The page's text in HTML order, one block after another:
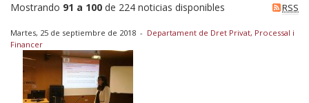
RSS
Mostrando 91 a 100 de 224 noticias disponibles
Martes, 25 de septiembre de 2018 - Departament de Dret Privat, Processal i
Financer